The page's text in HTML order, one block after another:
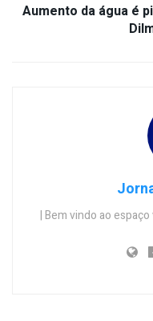
Aumento da água é
| Bem vindo ao